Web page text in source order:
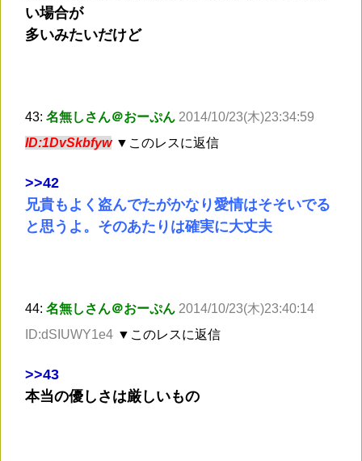
い場合が
多いみたいだけど
43: 名無しさん＠おーぷん 2014/10/23(木)23:34:59
ID:1DvSkbfyw ▼このレスに返信
>>42
兄貴もよく盗んでたがかなり愛情はそそいでる
と思うよ。そのあたりは確実に大丈夫
44: 名無しさん＠おーぷん 2014/10/23(木)23:40:14
ID:dSIUWY1e4 ▼このレスに返信
>>43
本当の優しさは厳しいもの